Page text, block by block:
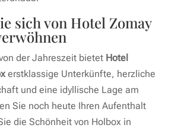
sich von Hotel Zomay
der Jahreszeit bietet Hotel
erstklassige Unterkünfte, herzliche
und eine idyllische Lage am
Sie noch heute Ihren Aufenthalt
die Schönheit von Holbox in